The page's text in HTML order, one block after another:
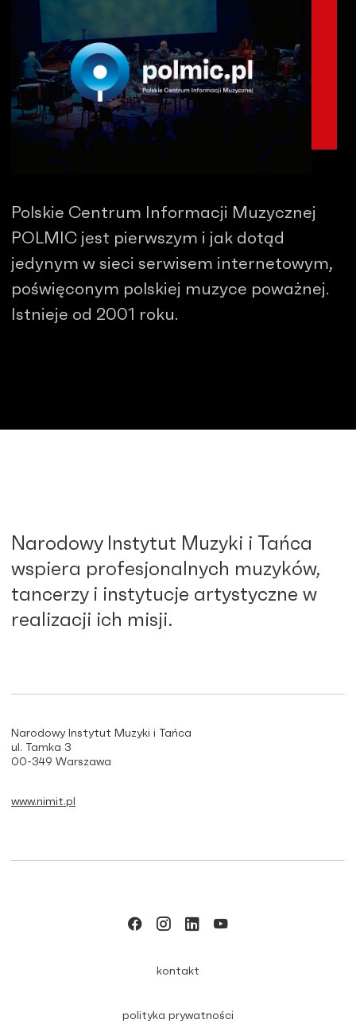
Polskie Centrum Informacji Muzycznej
POLMIC jest pierwszym i jak dotąd
jedynym w sieci serwisem internetowym,
poświęconym polskiej muzyce poważnej.
Istnieje od 2001 roku.
Narodowy Instytut Muzyki i Tańca
wspiera profesjonalnych muzyków,
tancerzy i instytucje artystyczne w
realizacji ich misji.
Narodowy Instytut Muzyki i Tańca
ul. Tamka 3
00-349 Warszawa
www.nimit.pl
kontakt
polityka prywatności